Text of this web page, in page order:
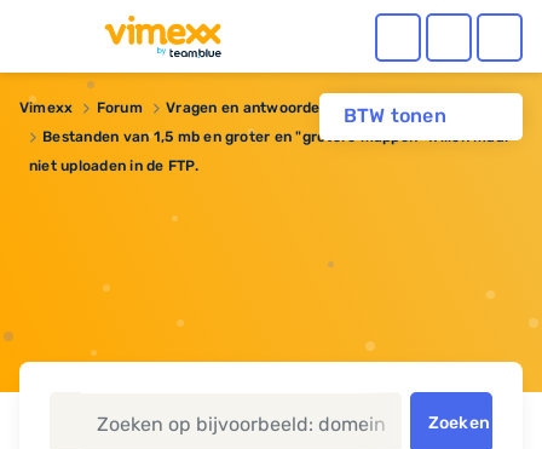
BTW tonen
Vimexx Forum
Vragen en antwoorden
Bestanden van 1,5 mb en groter en "grotere mappen" willen maar
niet uploaden in de FTP.
Zoeken